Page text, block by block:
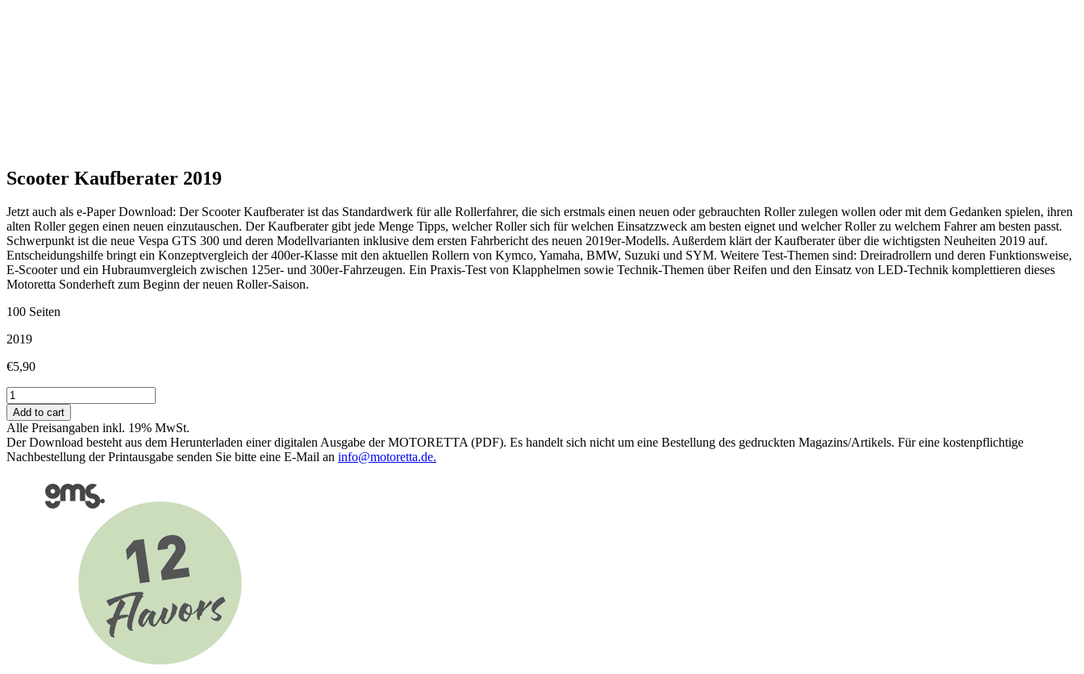
Scooter Kaufberater 2019
Jetzt auch als e-Paper Download: Der Scooter Kaufberater ist das Standardwerk für alle Rollerfahrer, die sich erstmals einen neuen oder gebrauchten Roller zulegen wollen oder mit dem Gedanken spielen, ihren
alten Roller gegen einen neuen einzutauschen. Der Kaufberater gibt jede Menge Tipps, welcher Roller sich für welchen Einsatzzweck am besten eignet und welcher Roller zu welchem Fahrer am besten passt.
Schwerpunkt ist die neue Vespa GTS 300 und deren Modellvarianten inklusive dem ersten Fahrbericht des neuen 2019er-Modells. Außerdem klärt der Kaufberater über die wichtigsten Neuheiten 2019 auf.
Entscheidungshilfe bringt ein Konzeptvergleich der 400er-Klasse mit den aktuellen Rollern von Kymco, Yamaha, BMW, Suzuki und SYM. Weitere Test-Themen sind: Dreiradrollern und deren Funktionsweise,
E-Scooter und ein Hubraumvergleich zwischen 125er- und 300er-Fahrzeugen. Ein Praxis-Test von Klapphelmen sowie Technik-Themen über Reifen und den Einsatz von LED-Technik komplettieren dieses
Motoretta Sonderheft zum Beginn der neuen Roller-Saison.
100 Seiten
2019
€5,90
Scooter
Kaufberater
2019
quantity
Add to cart
Alle Preisangaben inkl. 19% MwSt.
Der Download besteht aus dem Herunterladen einer digitalen Ausgabe der MOTORETTA (PDF). Es handelt sich nicht um eine Bestellung des gedruckten Magazins/Artikels. Für eine kostenpflichtige
Nachbestellung der Printausgabe senden Sie bitte eine E-Mail an info@motoretta.de.